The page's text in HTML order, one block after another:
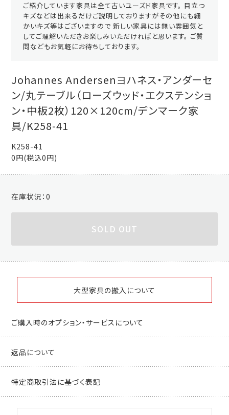
ご紹介しています家具は全て古いユーズド家具です。 目立つ
キズなどは出来るだけご説明しておりますがその他にも細
かいキズ等はございますので 新しい家具には無い雰囲気と
してご理解いただきお楽しみいただければと思います。 ご質
問などもお気軽にお待ちしております。
Johannes Andersenヨハネス・アンダーセ
ン/丸テーブル（ローズウッド・エクステンショ
ン・中板2枚）120×120cm/デンマーク家
具/K258-41
K258-41
0円(税込0円)
在庫状況：0
SOLD OUT
大型家具の搬入について
ご購入時のオプション・サービスについて
返品について
特定商取引法に基づく表記